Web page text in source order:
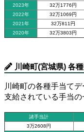
2023年
32万1776円
2022年
32万1069円
2021年
32万811円
2020年
32万3803円
川崎町(宮城県) 各
川崎町の各種手当てデ
支給されている手当の
諸手当計
3万2608円